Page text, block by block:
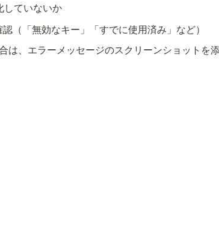
していないか
（「無効なキー」「すでに使用済み」など）
は、エラーメッセージのスクリーンショットを